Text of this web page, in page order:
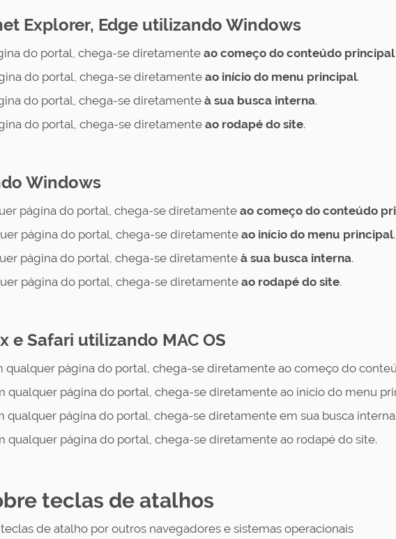
Explorer, Edge utilizando Windows
do portal, chega-se diretamente ao começo do conteúdo
do portal, chega-se diretamente ao início do menu principal.
do portal, chega-se diretamente à sua busca interna.
do portal, chega-se diretamente ao rodapé do site.
Windows
página do portal, chega-se diretamente ao começo do conteúdo
página do portal, chega-se diretamente ao início do menu principal.
página do portal, chega-se diretamente à sua busca interna.
página do portal, chega-se diretamente ao rodapé do site.
e Safari utilizando MAC OS
qualquer página do portal, chega-se diretamente ao começo do
qualquer página do portal, chega-se diretamente ao início do menu
qualquer página do portal, chega-se diretamente em sua busca interna.
qualquer página do portal, chega-se diretamente ao rodapé do site.
teclas de atalhos
de atalho por outros navegadores e sistemas operacionais